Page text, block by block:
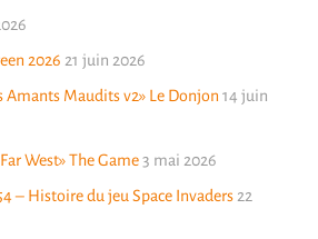
2026 21 juin 2026
Amants Maudits v2» Le Donjon 14 juin
West» The Game 3 mai 2026
– Histoire du jeu Space Invaders 22